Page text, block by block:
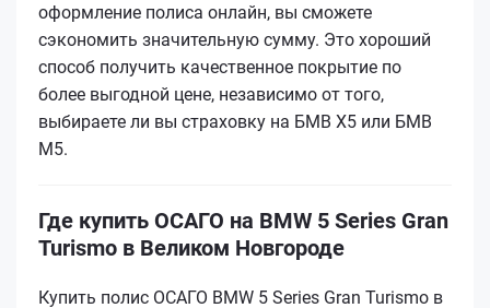
оформление полиса онлайн, вы сможете
сэкономить значительную сумму. Это хороший
способ получить качественное покрытие по
более выгодной цене, независимо от того,
выбираете ли вы страховку на БМВ Х5 или БМВ
М5.
Где купить ОСАГО на BMW 5 Series Gran
Turismo в Великом Новгороде
Купить полис ОСАГО BMW 5 Series Gran Turismo в